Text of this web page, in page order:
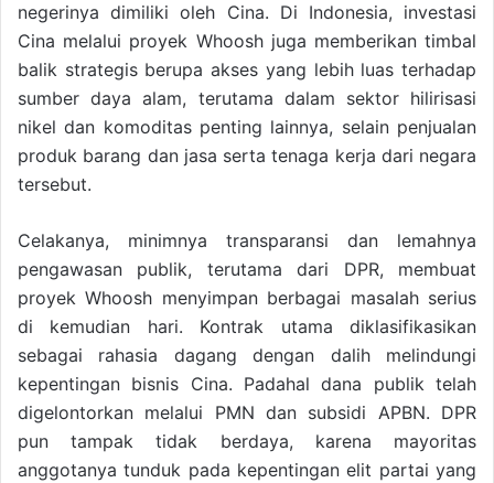
negerinya dimiliki oleh Cina. Di Indonesia, investasi
Cina melalui proyek Whoosh juga memberikan timbal
balik strategis berupa akses yang lebih luas terhadap
sumber daya alam, terutama dalam sektor hilirisasi
nikel dan komoditas penting lainnya, selain penjualan
produk barang dan jasa serta tenaga kerja dari negara
tersebut.
Celakanya, minimnya transparansi dan lemahnya
pengawasan publik, terutama dari DPR, membuat
proyek Whoosh menyimpan berbagai masalah serius
di kemudian hari. Kontrak utama diklasifikasikan
sebagai rahasia dagang dengan dalih melindungi
kepentingan bisnis Cina. Padahal dana publik telah
digelontorkan melalui PMN dan subsidi APBN. DPR
pun tampak tidak berdaya, karena mayoritas
anggotanya tunduk pada kepentingan elit partai yang